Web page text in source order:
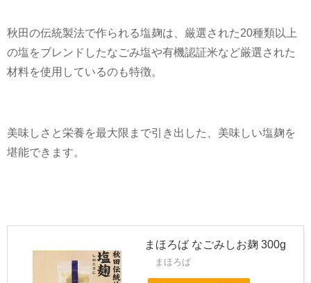
秋田の伝統製法で作られる塩麹は、厳選された20種類以上
の塩をブレンドしたなごみ塩や有機認証米など厳選された
材料を使用しているのも特徴。
美味しさと栄養を最大限まで引き出した、美味しい塩麹を
堪能できます。
まほろば なごみしお麹 300g
まほろば